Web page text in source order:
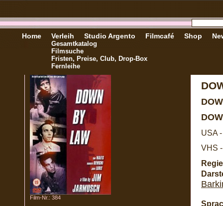
Home Verleih
Gesamtkatalog
Filmsuche
Fristen, Preise, Club, Drop-Box
Fernleihe
Studio Argento Filmcafé Shop
Film-Nr.: 384
USA
VHS